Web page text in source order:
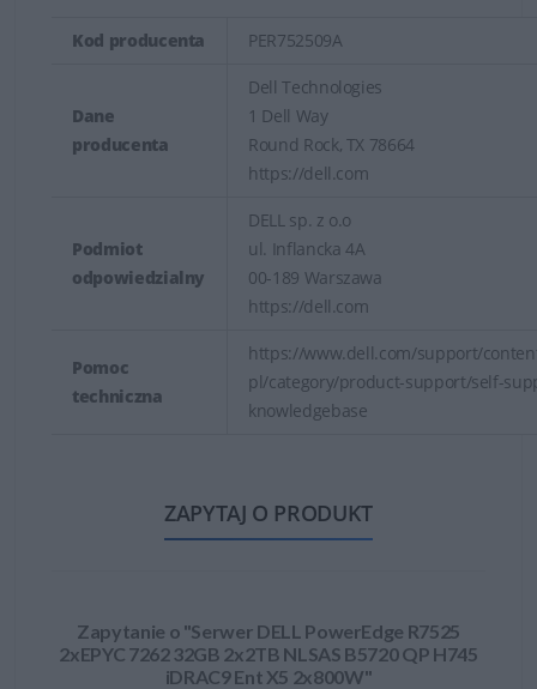
Kod producenta PER752509A
Dane
producenta
Dell Technologies
1 Dell Way
Round Rock, TX 78664
https://dell.com
Podmiot
odpowiedzialny
DELL sp. z o.o
ul. Inflancka 4A
00-189 Warszawa
https://dell.com
Pomoc
techniczna
https://www.dell.com/support/
pl/category/product-support/self-
knowledgebase
ZAPYTAJ O PRODUKT
Zapytanie o "Serwer DELL PowerEdge R7525
2xEPYC 7262 32GB 2x2TB NLSAS B5720 QP H745
iDRAC9 Ent X5 2x800W"